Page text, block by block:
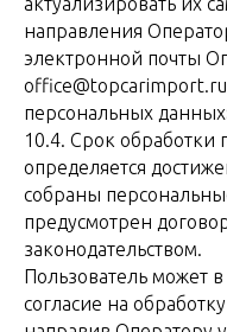
направления
электронной почты
office@topcarimport.ru
персональных
10.4. Срок обработки
определяется
собраны
предусмотрен
законодательством.
Пользователь может
согласие на